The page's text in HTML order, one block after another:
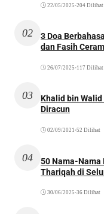
22/05/2025 •204 Dilihat
02
3 Doa
dan Fasih
26/07/2025 •117 Dilihat
03
Khalid bin
Diracun
02/09/2021 •52 Dilihat
04
50 Nama-Nama
Thariqah di
30/06/2025 •36 Dilihat